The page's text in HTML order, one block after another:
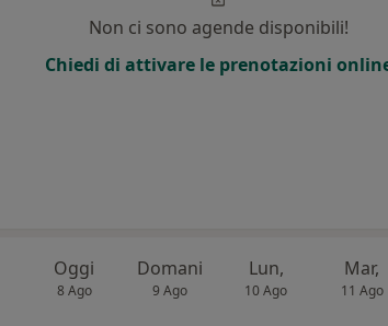
Non ci sono agende disponibili!
Chiedi di attivare le prenotazioni
Oggi
8 Ago
Domani
9 Ago
Lun,
10 Ago
Mar,
11 Ago